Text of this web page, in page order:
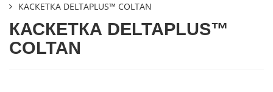
КАСКЕТКА DELTAPLUS™ COLTAN
КАСКЕТКА DELTAPLUS™
COLTAN